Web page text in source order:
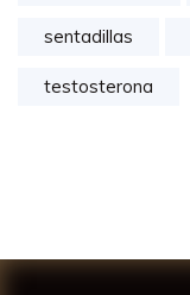
sentadillas
testosterona